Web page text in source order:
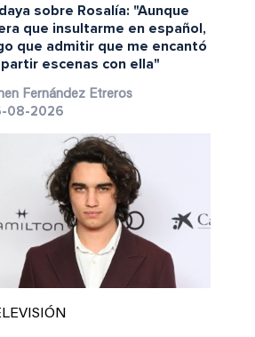
sobre Rosalía: "Aunque
que insultarme en español,
que admitir que me encantó
escenas con ella"
Fernández Etreros
08-2026